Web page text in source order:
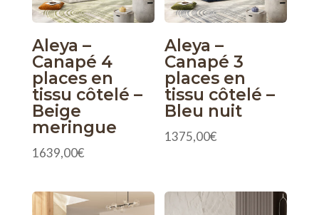
Aleya –
Canapé 4
places en
tissu côtelé –
Beige
meringue
1639,00€
Aleya –
Canapé 3
places en
tissu côtelé –
Bleu nuit
1375,00€